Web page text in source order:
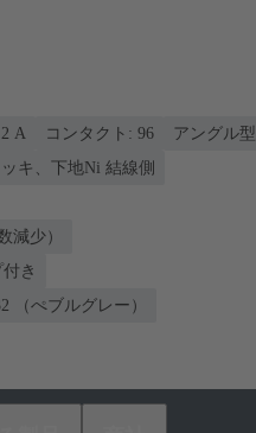
A コンタクト: 96
アングル型
キ、下地Ni 結線側
減少）
き
（ぺブルグレー）